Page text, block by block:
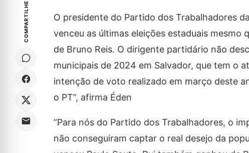
COMPARTILHE
O presidente do Partido dos Trabalhadores
venceu as últimas eleições estaduais
de Bruno Reis. O dirigente partidário não
municipais de 2024 em Salvador, que tem o
intenção de voto realizado em março deste
o PT”, afirma Éden
“Para nós do Partido dos Trabalhadores, o
não conseguiram captar o real desejo da